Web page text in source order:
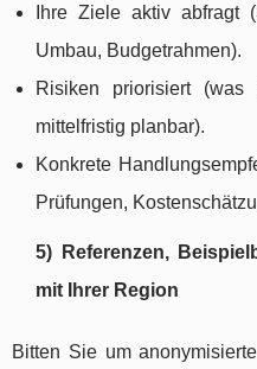
Ihre Ziele aktiv abfragt
Umbau, Budgetrahmen).
Risiken priorisiert
mittelfristig planbar).
Konkrete
Prüfungen,
5) Referenzen,
mit Ihrer Region
Bitten Sie um